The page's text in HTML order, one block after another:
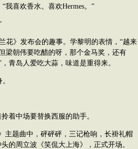
我喜欢香水。喜欢Hermes。”
》发布会的趣事。学黎明的表情，“越来
梁朝伟要吃醋的呀，那个金马奖，还有
青岛人爱吃大蒜，味道是重得来。
中场要替换西服的助手。
题曲中，砰砰砰，三记枪响，长褂礼帽
的周立波《笑侃大上海》，正式开场。